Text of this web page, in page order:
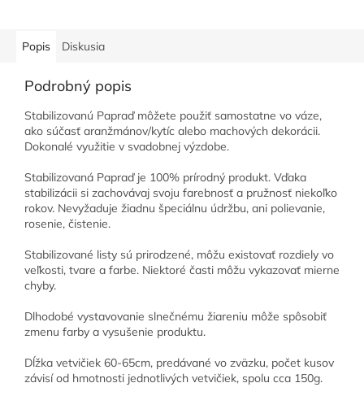
Popis Diskusia
Podrobný popis
Stabilizovanú Papraď môžete použiť samostatne vo váze,
ako súčasť aranžmánov/kytíc alebo machových dekorácii.
Dokonalé využitie v svadobnej výzdobe.
Stabilizovaná Papraď je 100% prírodný produkt. Vďaka
stabilizácii si zachovávaj svoju farebnosť a pružnosť niekoľko
rokov. Nevyžaduje žiadnu špeciálnu údržbu, ani polievanie,
rosenie, čistenie.
Stabilizované listy sú prirodzené, môžu existovať rozdiely vo
veľkosti, tvare a farbe. Niektoré časti môžu vykazovať mierne
chyby.
Dlhodobé vystavovanie slnečnému žiareniu môže spôsobiť
zmenu farby a vysušenie produktu.
Dĺžka vetvičiek 60-65cm, predávané vo zväzku, počet kusov
závisí od hmotnosti jednotlivých vetvičiek, spolu cca 150g.